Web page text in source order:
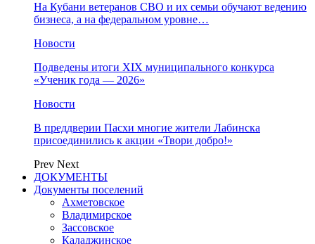
На Кубани ветеранов СВО и их семьи обучают ведению
бизнеса, а на федеральном уровне…
Новости
Подведены итоги XIX муниципального конкурса
«Ученик года — 2026»
Новости
В преддверии Пасхи многие жители Лабинска
присоединились к акции «Твори добро!»
Prev Next
ДОКУМЕНТЫ
Документы поселений
Ахметовское
Владимирское
Зассовское
Каладжинское